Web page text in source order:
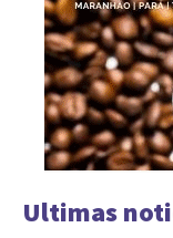
Ultimas